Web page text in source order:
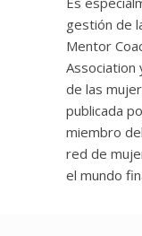
gestión de
Mentor
Association
de las
publicada
miembro
red de
el mundo